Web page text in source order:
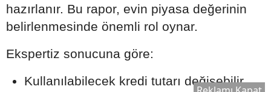
hazırlanır. Bu rapor, evin piyasa değerinin
belirlenmesinde önemli rol oynar.
Ekspertiz sonucuna göre:
Kullanılabilecek kredi tutarı değişebilir.